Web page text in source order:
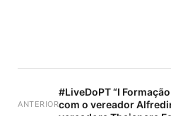
ANTERIOR
#LiveDoPT “I
com o vereador